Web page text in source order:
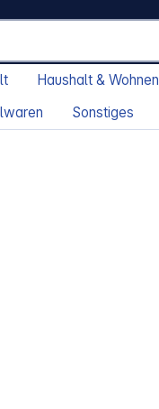
Haushalt & Wohnen
Sonstiges